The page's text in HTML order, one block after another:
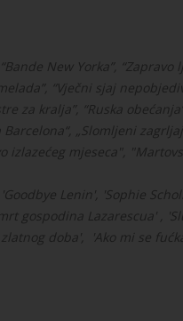
New Yorka”,
“Vječni sjaj
za kralja”, “Ruska
„Slomljeni
izlazećeg mjeseca",
Lenin', 'Sophie
gospodina Lazarescua' ,
doba', 'Ako mi se